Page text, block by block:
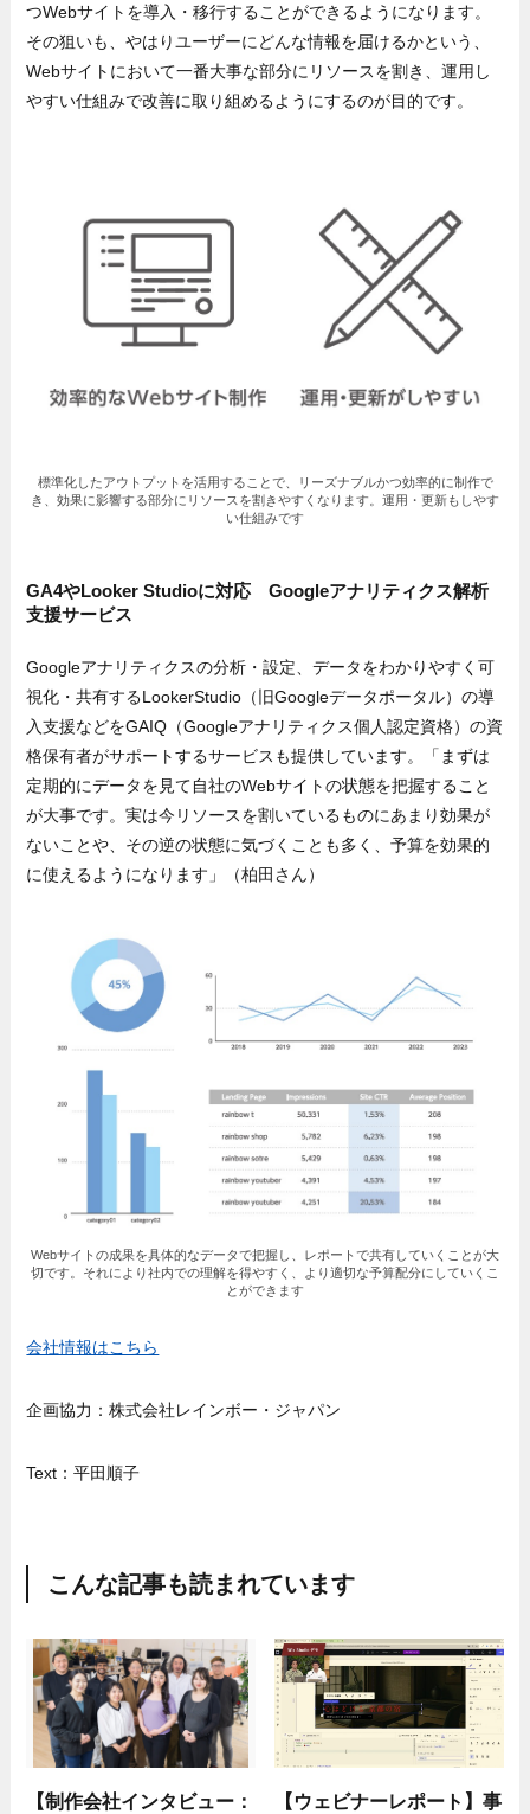
つWebサイトを導入・移行することができるようになります。
その狙いも、やはりユーザーにどんな情報を届けるかという、
Webサイトにおいて一番大事な部分にリソースを割き、運用し
やすい仕組みで改善に取り組めるようにするのが目的です。
標準化したアウトプットを活用することで、リーズナブルかつ効率的に制作で
き、効果に影響する部分にリソースを割きやすくなります。運用・更新もしやす
い仕組みです
GA4やLooker Studioに対応 Googleアナリティクス解析
支援サービス
Googleアナリティクスの分析・設定、データをわかりやすく可
視化・共有するLookerStudio（旧Googleデータポータル）の導
入支援などをGAIQ（Googleアナリティクス個人認定資格）の資
格保有者がサポートするサービスも提供しています。「まずは
定期的にデータを見て自社のWebサイトの状態を把握すること
が大事です。実は今リソースを割いているものにあまり効果が
ないことや、その逆の状態に気づくことも多く、予算を効果的
に使えるようになります」（柏田さん）
Webサイトの成果を具体的なデータで把握し、レポートで共有していくことが大
切です。それにより社内での理解を得やすく、より適切な予算配分にしていくこ
とができます
会社情報はこちら
企画協力：株式会社レインボー・ジャパン
Text：平田順子
こんな記事も読まれています
【制作会社インタビュー：
【ウェビナーレポート】事